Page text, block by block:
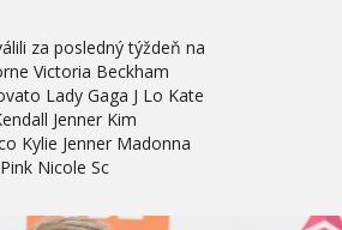
za posledný týždeň na
Victoria Beckham
Lady Gaga J Lo Kate
Jenner Kim
Kylie Jenner Madonna
Nicole Sc